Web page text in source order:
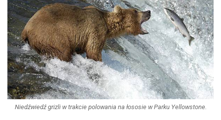
Niedźwiedź grizli w trakcie polowania na łososie w Parku Yellowstone.